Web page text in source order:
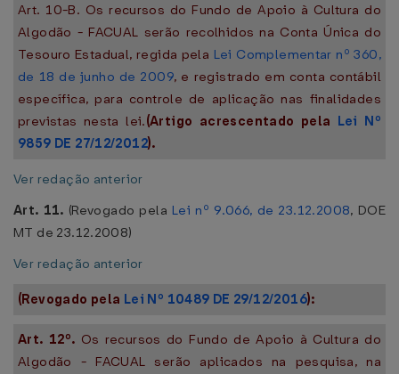
Art. 10-B. Os recursos do Fundo de Apoio à Cultura do
Algodão - FACUAL serão recolhidos na Conta Única do
Tesouro Estadual, regida pela Lei Complementar nº 360,
de 18 de junho de 2009, e registrado em conta contábil
específica, para controle de aplicação nas finalidades
previstas nesta lei.(Artigo acrescentado pela Lei Nº
9859 DE 27/12/2012).
Ver redação anterior
Art. 11. (Revogado pela Lei nº 9.066, de 23.12.2008, DOE
MT de 23.12.2008)
Ver redação anterior
(Revogado pela Lei Nº 10489 DE 29/12/2016):
Art. 12º. Os recursos do Fundo de Apoio à Cultura do
Algodão - FACUAL serão aplicados na pesquisa, na